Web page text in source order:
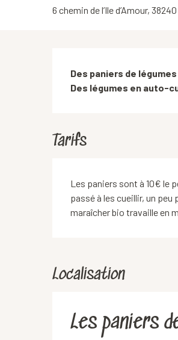
6 chemin de l’Ile d’Amour,
Description
Des paniers de
Des légumes en auto-
Tarifs
Les paniers sont à 10€ le
passé à les cueillir, un peu
maraîcher bio travaille en
Localisation
Les paniers